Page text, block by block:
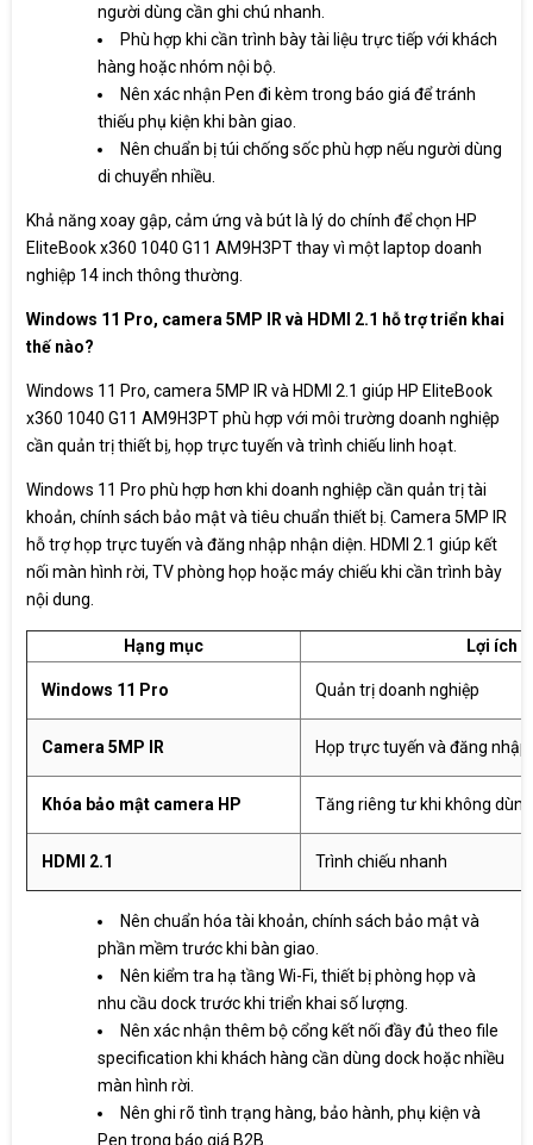
người dùng cần ghi chú nhanh.
Phù hợp khi cần trình bày tài liệu trực tiếp với khách
hàng hoặc nhóm nội bộ.
Nên xác nhận Pen đi kèm trong báo giá để tránh
thiếu phụ kiện khi bàn giao.
Nên chuẩn bị túi chống sốc phù hợp nếu người dùng
di chuyển nhiều.
Khả năng xoay gập, cảm ứng và bút là lý do chính để chọn HP
EliteBook x360 1040 G11 AM9H3PT thay vì một laptop doanh
nghiệp 14 inch thông thường.
Windows 11 Pro, camera 5MP IR và HDMI 2.1 hỗ trợ triển khai
thế nào?
Windows 11 Pro, camera 5MP IR và HDMI 2.1 giúp HP EliteBook
x360 1040 G11 AM9H3PT phù hợp với môi trường doanh nghiệp
cần quản trị thiết bị, họp trực tuyến và trình chiếu linh hoạt.
Windows 11 Pro phù hợp hơn khi doanh nghiệp cần quản trị tài
khoản, chính sách bảo mật và tiêu chuẩn thiết bị. Camera 5MP IR
hỗ trợ họp trực tuyến và đăng nhập nhận diện. HDMI 2.1 giúp kết
nối màn hình rời, TV phòng họp hoặc máy chiếu khi cần trình bày
nội dung.
Hạng mục Lợi ích
Windows 11 Pro Quản trị doanh nghiệp
Camera 5MP IR Họp trực tuyến và đăng
Khóa bảo mật camera HP Tăng riêng tư khi không
HDMI 2.1 Trình chiếu nhanh
Nên chuẩn hóa tài khoản, chính sách bảo mật và
phần mềm trước khi bàn giao.
Nên kiểm tra hạ tầng Wi-Fi, thiết bị phòng họp và
nhu cầu dock trước khi triển khai số lượng.
Nên xác nhận thêm bộ cổng kết nối đầy đủ theo file
specification khi khách hàng cần dùng dock hoặc nhiều
màn hình rời.
Nên ghi rõ tình trạng hàng, bảo hành, phụ kiện và
Pen trong báo giá B2B.